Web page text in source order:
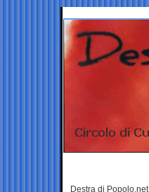
Destra di Popolo.net